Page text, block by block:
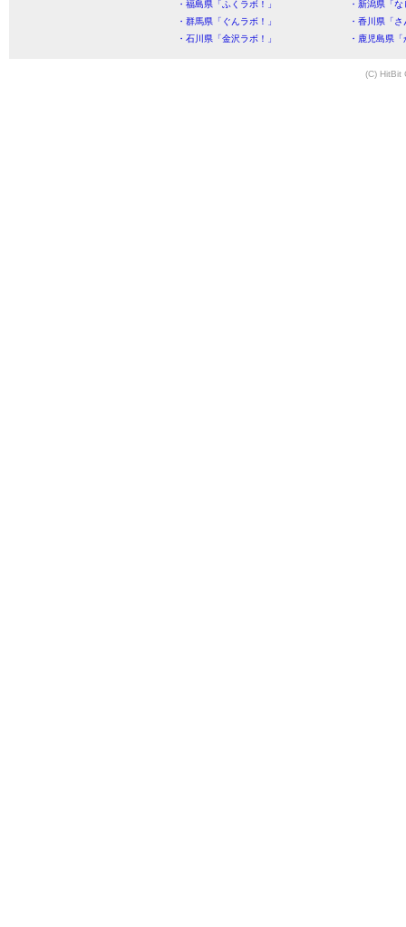
・福島県「ふくラボ！」
・新潟県「
・群馬県「ぐんラボ！」
・香川県「
・石川県「金沢ラボ！」
・鹿児島県
(C) HitBit